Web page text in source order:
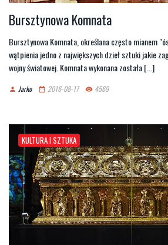
Bursztynowa Komnata
Bursztynowa Komnata, określana często mianem
wątpienia jedno z największych dzieł sztuki jakie
wojny światowej. Komnata wykonana została [...]
person Jarko date_range 2016-08-17 remove_red_eye 4569
KULTURA I SZTUKA